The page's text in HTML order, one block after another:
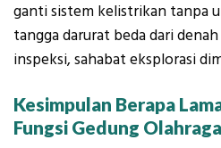
ganti sistem kelistrikan tanpa
tangga darurat beda dari
inspeksi, sahabat eksplorasi
Kesimpulan Berapa
Fungsi Gedung